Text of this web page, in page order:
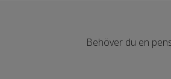
Produktblad linoljefärg
Behöver du en